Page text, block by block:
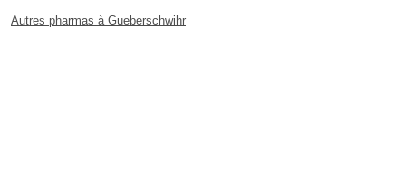
Autres pharmas à Gueberschwihr